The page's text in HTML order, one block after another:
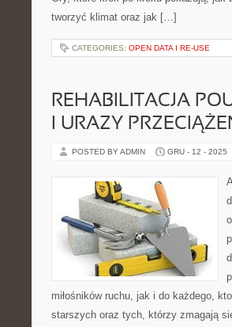
tworzyć klimat oraz jak […]
CATEGORIES: OPEN DATA I RE-USE
REHABILITACJA
I URAZY
POSTED BY ADMIN GRU - 12 - 2025
miłośników ruchu, jak i do każdego,
starszych oraz tych, którzy zmagają